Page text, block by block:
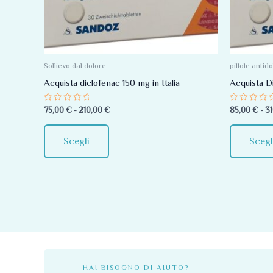
Sollievo dal dolore
Acquista diclofenac 150 mg in Italia
Valutato
0
su
5
75,00 € - 210,00 €
Scegli
Le
opzioni
possono
scelte
pagina
del
pillole
Acquista
Valutato
0
su
5
85,00 € -
HAI BISOGNO DI AIUTO?